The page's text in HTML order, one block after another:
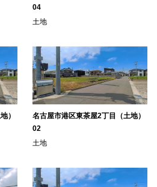
04
土地
）
名古屋市港区東茶屋2丁目（土地）
02
土地